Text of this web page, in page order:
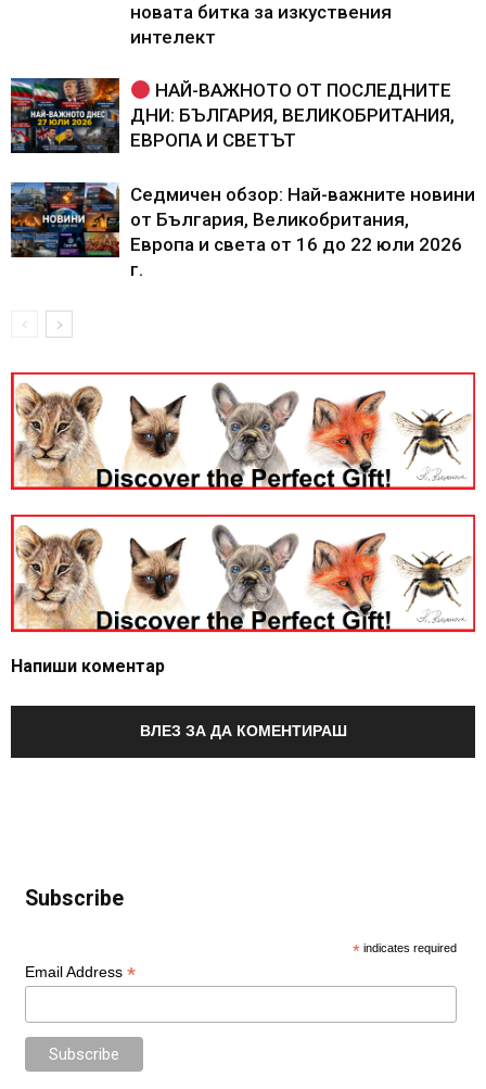
новата битка за изкуствения
интелект
НАЙ-ВАЖНОТО ОТ ПОСЛЕДНИТЕ
ДНИ: БЪЛГАРИЯ, ВЕЛИКОБРИТАНИЯ,
ЕВРОПА И СВЕТЪТ
Седмичен обзор: Най-важните новини
от България, Великобритания,
Европа и света от 16 до 22 юли 2026
г.
Напиши коментар
ВЛЕЗ ЗА ДА КОМЕНТИРАШ
Subscribe
* indicates required
Email Address *